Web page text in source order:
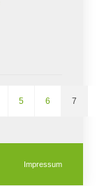
5 6 7
Impressum